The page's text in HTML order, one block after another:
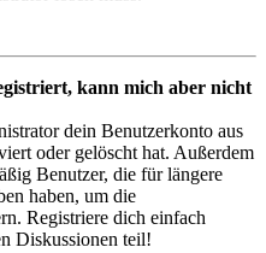
kann mich aber nicht
dein Benutzerkonto aus
oder gelöscht hat. Außerdem
Benutzer, die für längere
haben, um die
Registriere dich einfach
Diskussionen teil!